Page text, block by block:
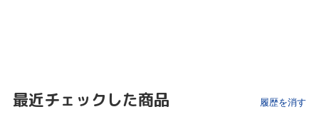
最近チェックした商品 履歴を消す